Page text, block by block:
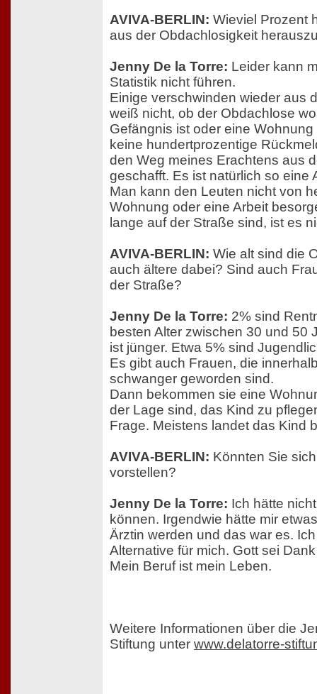
AVIVA-BERLIN: Wieviel Prozent
aus der Obdachlosigkeit
Jenny De la Torre: Leider kann
Statistik nicht führen.
Einige verschwinden wieder aus
weiß nicht, ob der Obdachlose
Gefängnis ist oder eine
keine hundertprozentige
den Weg meines Erachtens aus
geschafft. Es ist natürlich so eine
Man kann den Leuten nicht von
Wohnung oder eine Arbeit
lange auf der Straße sind, ist es
AVIVA-BERLIN: Wie alt sind die
auch ältere dabei? Sind auch
der Straße?
Jenny De la Torre: 2% sind
besten Alter zwischen 30 und 50
ist jünger. Etwa 5% sind
Es gibt auch Frauen, die
schwanger geworden sind.
Dann bekommen sie eine
der Lage sind, das Kind zu
Frage. Meistens landet das Kind
AVIVA-BERLIN: Könnten Sie
vorstellen?
Jenny De la Torre: Ich hätte
können. Irgendwie hätte mir
Ärztin werden und das war es.
Alternative für mich. Gott sei
Mein Beruf ist mein Leben.
Weitere Informationen über die
Stiftung unter www.delatorre-